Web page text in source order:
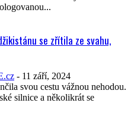
se zřítila ze svahu,
- 11 září, 2024
svou cestu vážnou nehodou.
silnice a několikrát se